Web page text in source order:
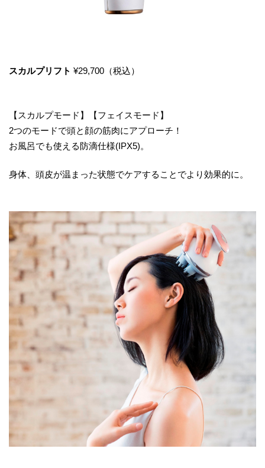
スカルプリフト ¥29,700（税込）
【スカルプモード】【フェイスモード】
2つのモードで頭と顔の筋肉にアプローチ！
お風呂でも使える防滴仕様(IPX5)。
身体、頭皮が温まった状態でケアすることでより効果的に。